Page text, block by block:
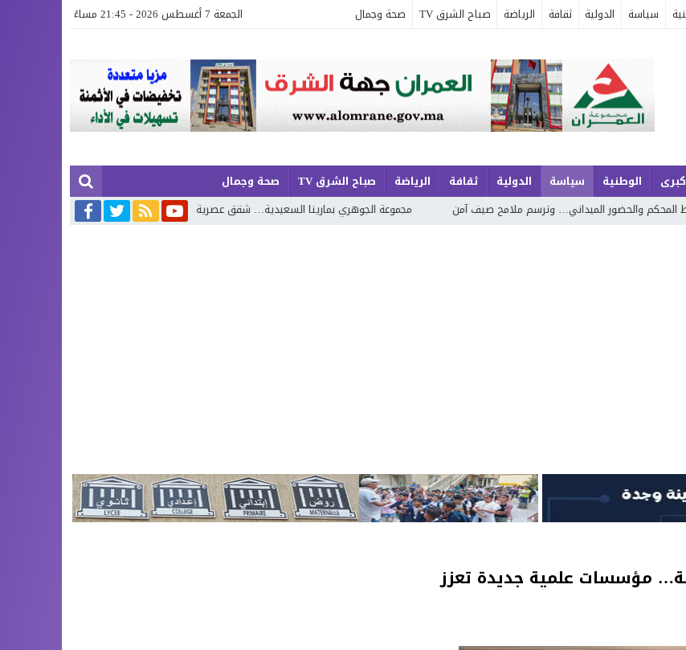
سياسة الدولية ثقافة الرياضة صباح الشرق TV صحة وجمال الجمعة 7 أغسطس 2026 - 21:45 مساءً
الوطنية سياسة الدولية ثقافة الرياضة صباح الشرق TV
صحة وجمال
وترسم ملامح صيف آمن مجموعة الجوهري بمارينا السعيدية… شقق عصرية وفيلات فاخرة بإطلالة تجمع البحر وروعة الطبيعة
مؤسسات علمية جديدة تعزز